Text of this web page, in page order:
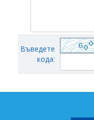
Въведете
кода: